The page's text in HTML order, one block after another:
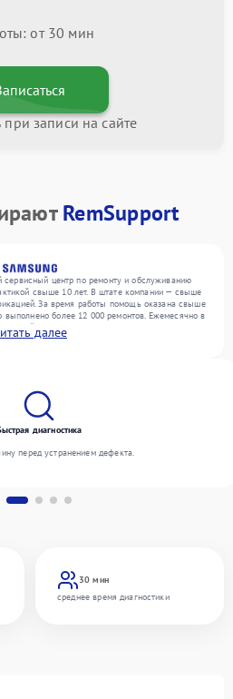
от 30 мин
записи на сайте
RemSupport
сервисный центр по ремонту и обслуживанию
свыше 10 лет. В штате компании — свыше
За время работы помощь оказана свыше
выполнено более 12 000 ремонтов. Ежемесячно в
устройств, включая , , . Мы устраняем поломки
качество обслуживания благодаря опыту
далее
30 мин
среднее время диагностики
диагностика
перед устранением дефекта.